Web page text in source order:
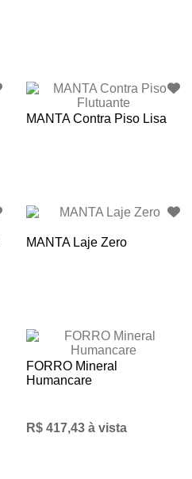
MANTA Contra Piso Lisa
MANTA Laje Zero
FORRO Mineral
Humancare
R$ 417,43 à vista